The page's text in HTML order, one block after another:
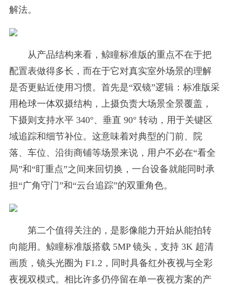
解法。
从产品结构来看，鲸瞳标准版的重点不在于把
配置表做得多长，而在于它对真实室外场景的理解
是否更贴近使用习惯。首先是“双镜”逻辑：标准版采
用枪球一体双摄结构，上摄负责大场景全景覆盖，
下摄则支持水平 340°、垂直 90° 转动，用于关键区
域追踪和细节补位。这意味着对典型的门前、院
落、车位、沿街商铺等场景来说，用户不必在“看全
局”和“盯重点”之间来回切换，一台设备就能同时承
担“广角守门”和“云台追踪”的双重角色。
第二个值得关注的，是影像能力开始从能拍转
向能用。鲸瞳标准版搭载 5MP 镜头，支持 3K 超清
画质，镜头光圈为 F1.2，同时具备红外夜视与全彩
夜视双模式。相比许多仍停留在单一夜视方案的产